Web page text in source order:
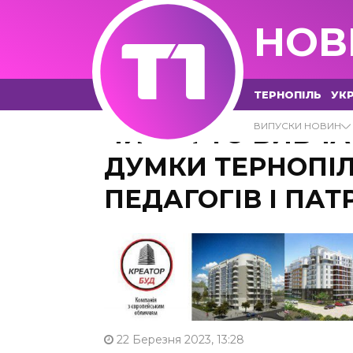
ТЕРНОПІЛЬ
ВИПУСКИ НОВИН
ЧИ ВАРТО
ДУМКИ
ПЕДАГОГІВ І
22 Березня 2023, 13:28